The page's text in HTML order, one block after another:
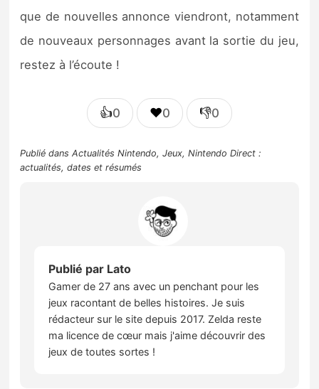
que de nouvelles annonce viendront, notamment
de nouveaux personnages avant la sortie du jeu,
restez à l’écoute !
👍0 ❤️0 👎0
Publié dansActualités Nintendo,Jeux,Nintendo Direct :
actualités, dates et résumés
Publié par Lato
Gamer de 27 ans avec un penchant pour les
jeux racontant de belles histoires. Je suis
rédacteur sur le site depuis 2017. Zelda reste
ma licence de cœur mais j'aime découvrir des
jeux de toutes sortes !